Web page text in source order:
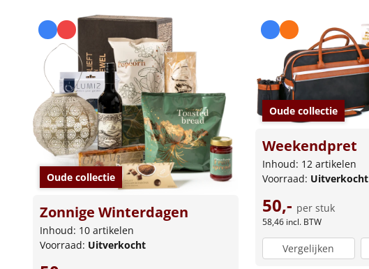
Oude collectie
Zonnige Winterdagen
Inhoud: 10 artikelen
Voorraad: Uitverkocht
Oude collectie
Weekendpret
Inhoud: 12 artikelen
Voorraad: Uitverkocht
50,- per stuk
58,46 incl. BTW
Vergelijken